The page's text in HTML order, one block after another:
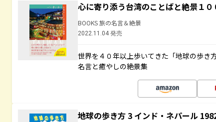
心に寄り添う台湾のことばと絶景１０
BOOKS 旅の名言＆絶景
2022.11.04 発売
世界を４０年以上歩いてきた「地球の歩き
名言と癒やしの絶景集
地球の歩き方 3 インド・ネパール